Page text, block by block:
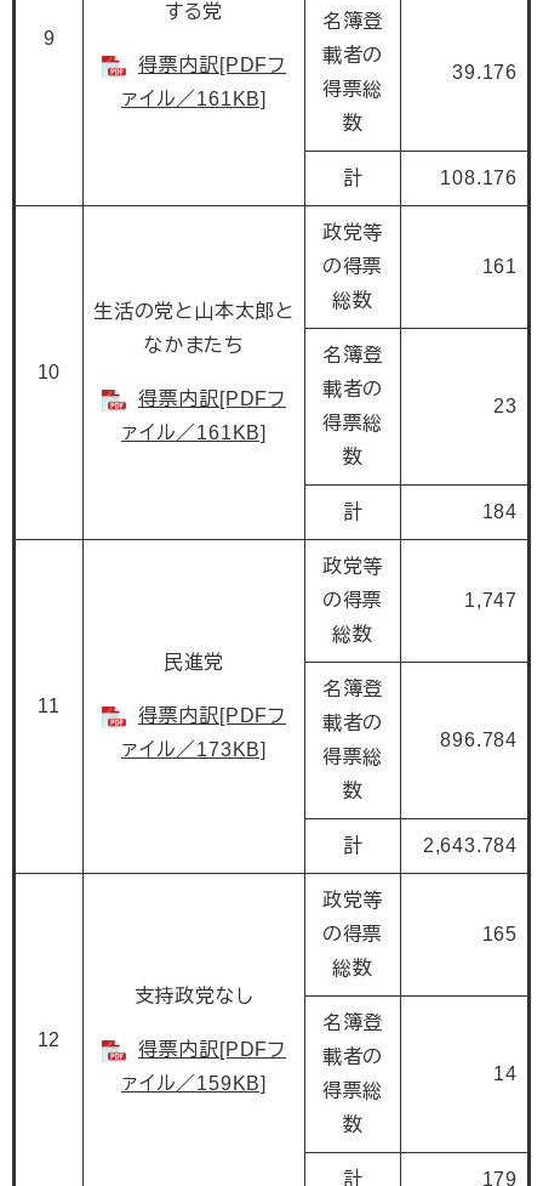
9
する党
得票内訳[PDFフ
ァイル／161KB]
名簿登
載者の
得票総
数
39.176
計 108.176
10
生活の党と山本太郎と
なかまたち
得票内訳[PDFフ
ァイル／161KB]
政党等
の得票
総数
161
名簿登
載者の
得票総
数
23
計 184
11
民進党
得票内訳[PDFフ
ァイル／173KB]
政党等
の得票
総数
1,747
名簿登
載者の
得票総
数
896.784
計 2,643.784
12
支持政党なし
得票内訳[PDFフ
ァイル／159KB]
政党等
の得票
総数
165
名簿登
載者の
得票総
数
14
計 179